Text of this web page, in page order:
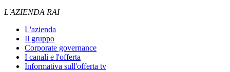
L'AZIENDA RAI
L'azienda
Il gruppo
Corporate governance
I canali e l'offerta
Informativa sull'offerta tv